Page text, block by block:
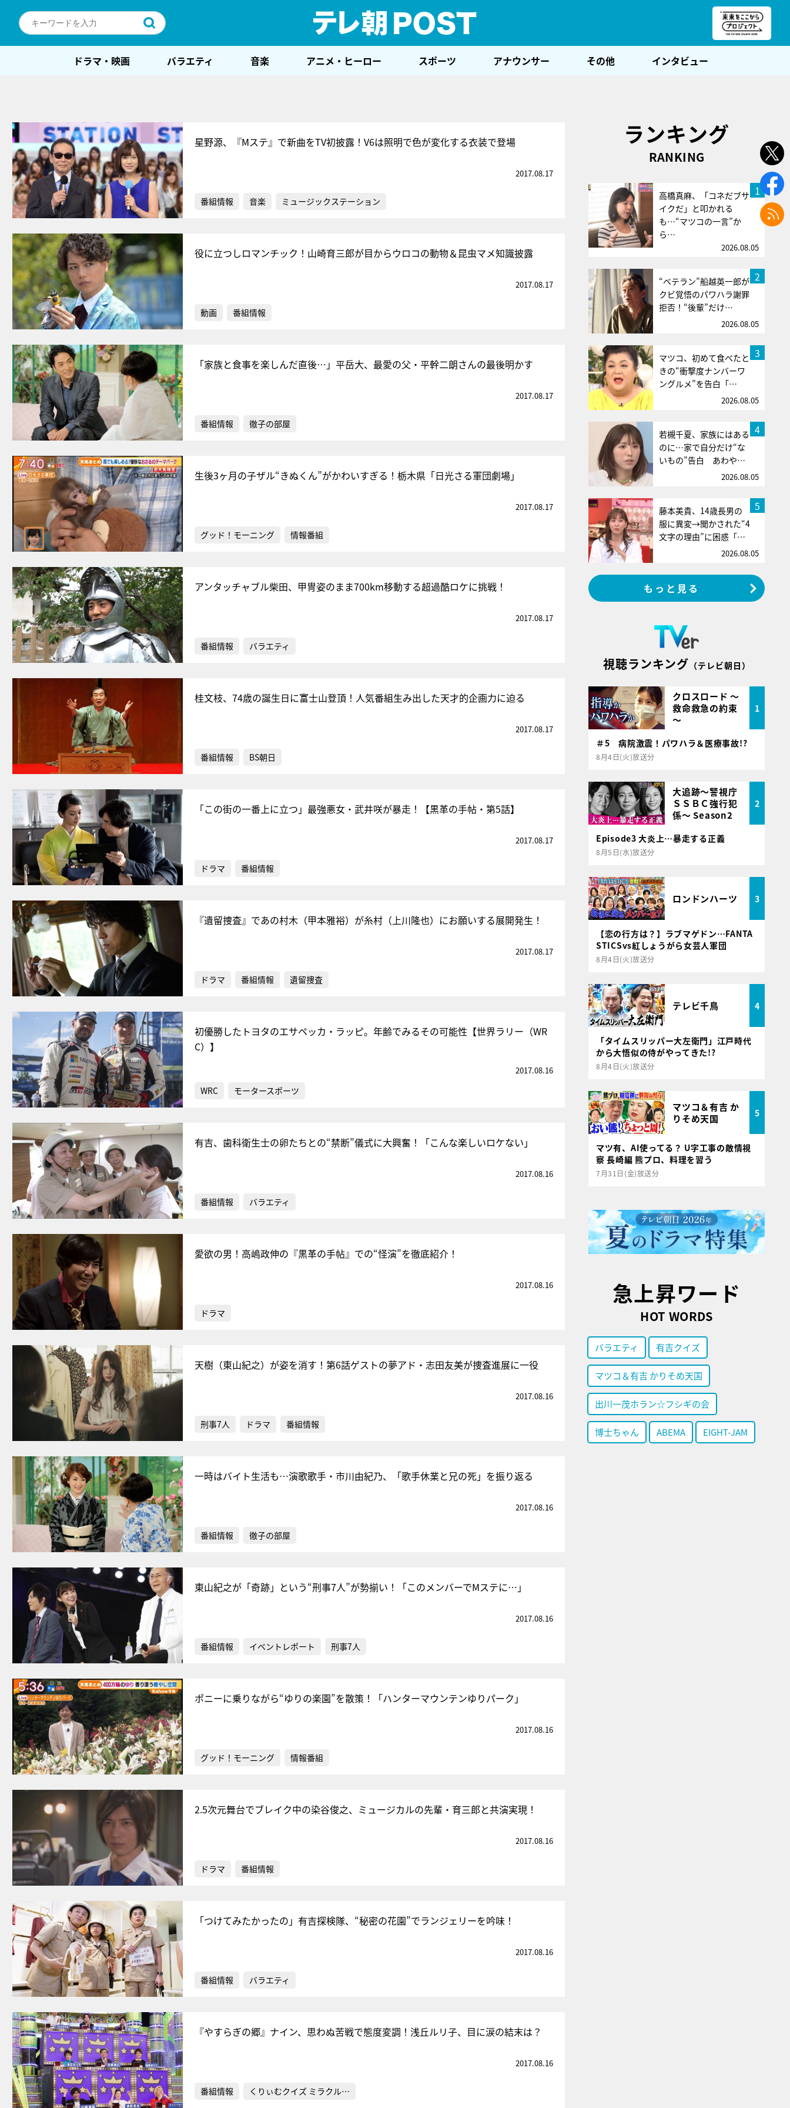
ドラマ・映画 バラエティ 音楽 アニメ・ヒーロー スポーツ アナウンサー その他 インタビュー
星野源、『Mステ』で新曲をTV初披露！V6は照明で色が変化する衣装で登場
2017.08.17
番組情報 音楽 ミュージックステーション
役に立つしロマンチック！山崎育三郎が目からウロコの動物＆昆虫マメ知識披露
2017.08.17
動画 番組情報
「家族と食事を楽しんだ直後…」平岳大、最愛の父・平幹二朗さんの最後明かす
2017.08.17
番組情報 徹子の部屋
生後3ヶ月の子ザル“きぬくん”がかわいすぎる！栃木県「日光さる軍団劇場」
2017.08.17
グッド！モーニング 情報番組
アンタッチャブル柴田、甲冑姿のまま700km移動する超過酷ロケに挑戦！
2017.08.17
番組情報 バラエティ
桂文枝、74歳の誕生日に富士山登頂！人気番組生み出した天才的企画力に迫る
2017.08.17
番組情報 BS朝日
「この街の一番上に立つ」最強悪女・武井咲が暴走！【黒革の手帖・第5話】
2017.08.17
ドラマ 番組情報
『遺留捜査』であの村木（甲本雅裕）が糸村（上川隆也）にお願いする展開発生！
2017.08.17
ドラマ 番組情報 遺留捜査
初優勝したトヨタのエサペッカ・ラッピ。年齢でみるその可能性【世界ラリー（WR
C）】
2017.08.16
WRC モータースポーツ
有吉、歯科衛生士の卵たちとの“禁断”儀式に大興奮！「こんな楽しいロケない」
2017.08.16
番組情報 バラエティ
愛欲の男！高嶋政伸の『黒革の手帖』での“怪演”を徹底紹介！
2017.08.16
ドラマ
天樹（東山紀之）が姿を消す！第6話ゲストの夢アド・志田友美が捜査進展に一役
2017.08.16
刑事7人 ドラマ 番組情報
一時はバイト生活も…演歌歌手・市川由紀乃、「歌手休業と兄の死」を振り返る
2017.08.16
番組情報 徹子の部屋
東山紀之が「奇跡」という“刑事7人”が勢揃い！「このメンバーでMステに…」
2017.08.16
番組情報 イベントレポート 刑事7人
ポニーに乗りながら“ゆりの楽園”を散策！「ハンターマウンテンゆりパーク」
2017.08.16
グッド！モーニング 情報番組
2.5次元舞台でブレイク中の染谷俊之、ミュージカルの先輩・育三郎と共演実現！
2017.08.16
ドラマ 番組情報
「つけてみたかったの」有吉探検隊、“秘密の花園”でランジェリーを吟味！
2017.08.16
番組情報 バラエティ
『やすらぎの郷』ナイン、思わぬ苦戦で態度変調！浅丘ルリ子、目に涙の結末は？
2017.08.16
番組情報 くりぃむクイズ ミラクル…
ランキング
RANKING
1
高橋真麻、「コネだブサ
イクだ」と叩かれる
も…“マツコの一言”か
ら…
2026.08.05
2
“ベテラン”船越英一郎が
クビ覚悟のパワハラ謝罪
拒否！“後輩”だけ…
2026.08.05
3
マツコ、初めて食べたと
きの“衝撃度ナンバーワ
ングルメ”を告白「…
2026.08.05
4
若槻千夏、家族にはある
のに…家で自分だけ“な
いもの”告白 あわや…
2026.08.05
5
藤本美貴、14歳長男の
服に異変→聞かされた“4
文字の理由”に困惑「…
2026.08.05
もっと見る
視聴ランキング （テレビ朝日）
クロスロード ～
救命救急の約束
～
1
＃5 病院激震！パワハラ＆医療事故!?
8月4日(火)放送分
大追跡～警視庁
ＳＳＢＣ強行犯
係～ Season2
2
Episode3 大炎上…暴走する正義
8月5日(水)放送分
ロンドンハーツ 3
【恋の行方は？】ラブマゲドン…FANTA
STICSvs紅しょうがら女芸人軍団
8月4日(火)放送分
テレビ千鳥 4
「タイムスリッパー大左衛門」江戸時代
から大悟似の侍がやってきた!?
8月4日(火)放送分
マツコ＆有吉 か
りそめ天国
5
マツ有、AI使ってる？ U字工事の敵情視
察 長崎編 熊プロ、料理を習う
7月31日(金)放送分
急上昇ワード
HOT WORDS
バラエティ 有吉クイズ
マツコ＆有吉 かりそめ天国
出川一茂ホラン☆フシギの会
博士ちゃん ABEMA EIGHT-JAM